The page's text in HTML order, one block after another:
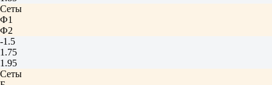
Сеты
Ф1
Ф2
-1.5
1.75
1.95
Сеты